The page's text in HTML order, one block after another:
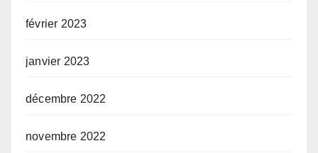
février 2023
janvier 2023
décembre 2022
novembre 2022